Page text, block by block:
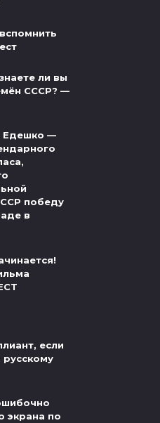
ли вы
СССР? —
Едешко —
победу
в
если
русскому
экрана по